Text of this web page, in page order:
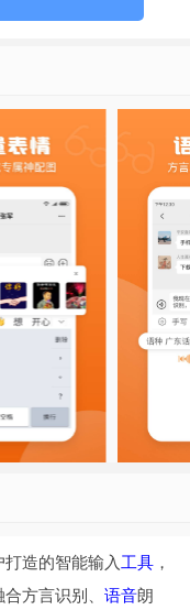
造的智能输入工具 ，
方言识别、 语音朗